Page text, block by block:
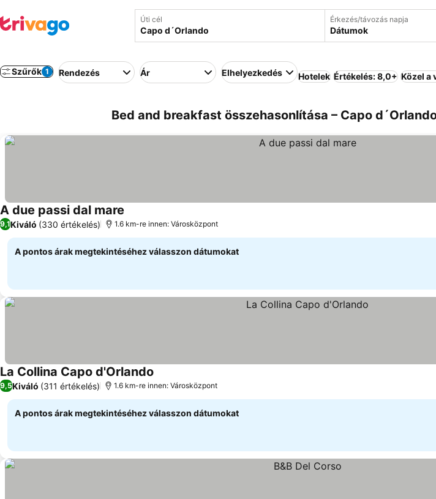
Úti cél Érkezés/távozás napja
Dátumok
Szűrők 1 Rendezés Ár Elhelyezkedés Hotelek Értékelés: 8,0+ Közel a
Bed and breakfast összehasonlítása – Capo
A due passi dal mare
9,1Kiváló (330 értékelés) 1.6 km-re innen: Városközpont
A pontos árak megtekintéséhez válasszon dátumokat
La Collina Capo d'Orlando
9,5Kiváló (311 értékelés) 1.6 km-re innen: Városközpont
A pontos árak megtekintéséhez válasszon dátumokat